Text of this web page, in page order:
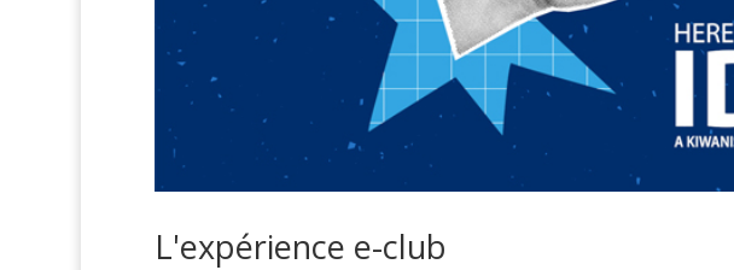
L'expérience e-club